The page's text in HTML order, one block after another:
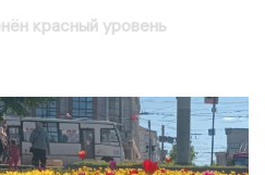
красный уровень